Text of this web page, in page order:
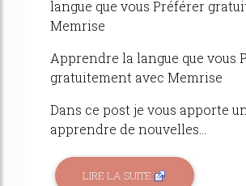
langue que vous Préférer
Memrise
Apprendre la langue que vous
gratuitement avec Memrise
Dans ce post je vous apporte
apprendre de nouvelles...
LIRE LA SUITE